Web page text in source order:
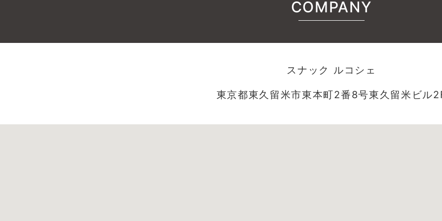
COMPANY
スナック ルコシェ
東京都東久留米市東本町2番8号東久留米ビル